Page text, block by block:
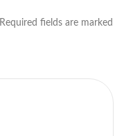
Required fields are marked